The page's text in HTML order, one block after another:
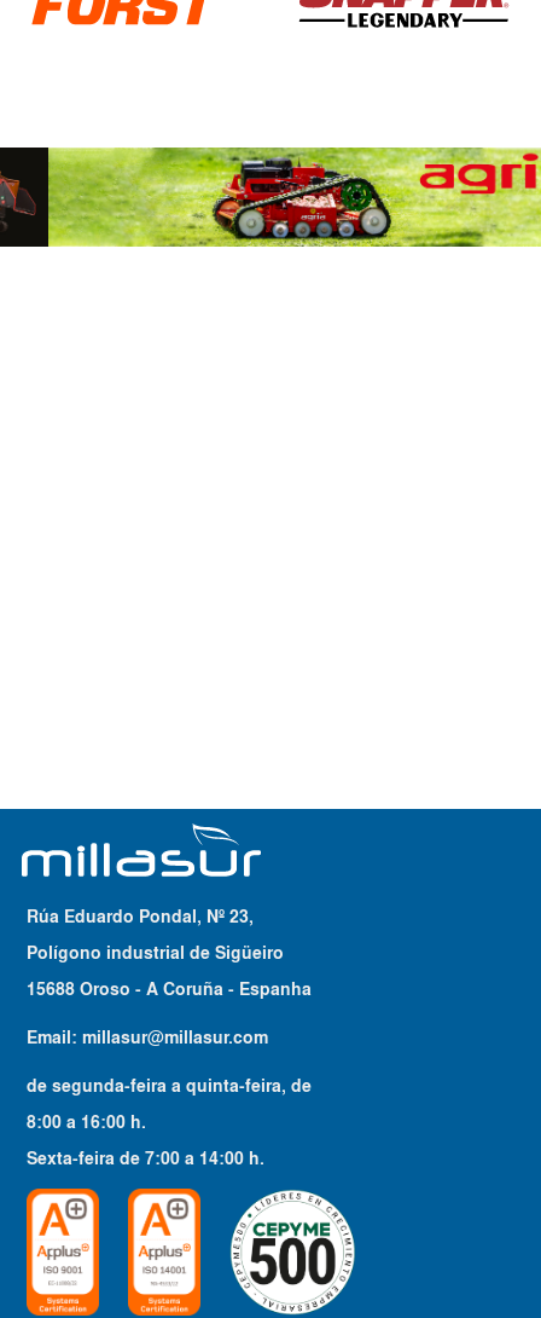
Rúa Eduardo Pondal, Nº 23,
Polígono industrial de Sigüeiro
15688 Oroso - A Coruña - Espanha
Email:millasur@millasur.com
de segunda-feira a quinta-feira, de
8:00 a 16:00 h.
Sexta-feira de7:00 a 14:00 h.